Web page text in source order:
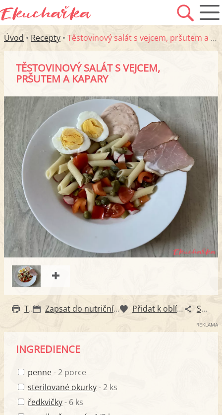
Úvod • Recepty • Těstovinový salát s vejcem, pršutem a kapary
TĚSTOVINOVÝ SALÁT S VEJCEM,
PRŠUTEM A KAPARY
Tisk Zapsat do nutričního diáře Přidat k oblíbeným Sdílet
REKLAMA
INGREDIENCE
penne- 2 porce
sterilované okurky- 2 ks
ředkvičky- 6 ks